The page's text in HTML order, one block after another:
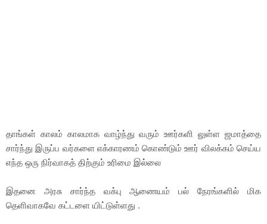
தாங்கள் காலம் காலமாக வாழ்ந்து வரும் ஊர்களி லுள்ள ஜமாத்தை
சார்ந்து இருப்ப வர்களை எக்காரணம் கொண்டும் ஊர் விலக்கம் செய்ய
எந்த ஒரு நிர்வாகத் திற்கும் உரிமை இல்லை
இதனை அரசு சார்ந்த வக்பு ஆணையம் பல் நேரங்களில் மிக
தெளிவாகவே கட்டளை யிட்டுள்ளது .